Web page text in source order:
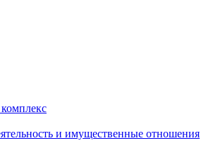
и имущественные отношения